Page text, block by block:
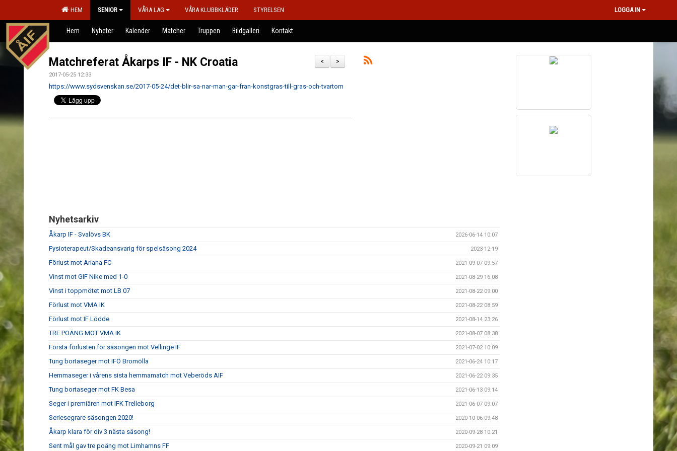
HEM SENIOR VÅRA LAG VÅRA KLUBBKLÄDER STYRELSEN LOGGA IN
Hem Nyheter Kalender Matcher Truppen Bildgalleri Kontakt
>
<
Matchreferat Åkarps IF - NK Croatia
2017-05-25 12:33
https://www.sydsvenskan.se/2017-05-24/det-blir-sa-nar-man-gar-fran-konstgras-till-gras-och-tvartom
Nyhetsarkiv
Åkarp IF - Svalövs BK 2026-06-14 10:07
Fysioterapeut/Skadeansvarig för spelsäsong 2024 2023-12-19
Förlust mot Ariana FC 2021-09-07 09:57
Vinst mot GIF Nike med 1-0 2021-08-29 16:08
Vinst i toppmötet mot LB 07 2021-08-22 09:00
Förlust mot VMA IK 2021-08-22 08:59
Förlust mot IF Lödde 2021-08-14 23:26
TRE POÄNG MOT VMA IK 2021-08-07 08:38
Första förlusten för säsongen mot Vellinge IF 2021-07-02 10:09
Tung bortaseger mot IFÖ Bromölla 2021-06-24 10:17
Hemmaseger i vårens sista hemmamatch mot Veberöds AIF 2021-06-22 09:35
Tung bortaseger mot FK Besa 2021-06-13 09:14
Seger i premiären mot IFK Trelleborg 2021-06-07 09:07
Seriesegrare säsongen 2020! 2020-10-06 09:48
Åkarp klara för div 3 nästa säsong! 2020-09-28 10:21
Sent mål gav tre poäng mot Limhamns FF 2020-09-21 09:09